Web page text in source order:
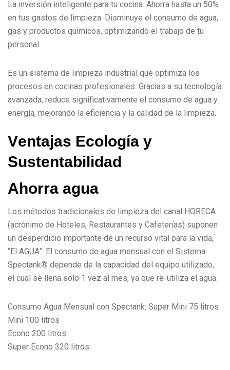
La inversión inteligente para tu cocina. Ahorra hasta un 50%
en tus gastos de limpieza. Disminuye el consumo de agua,
gas y productos químicos, optimizando el trabajo de tu
personal.
Es un sistema de limpieza industrial que optimiza los
procesos en cocinas profesionales. Gracias a su tecnología
avanzada, reduce significativamente el consumo de agua y
energía, mejorando la eficiencia y la calidad de la limpieza.
Ventajas Ecología y
Sustentabilidad
Ahorra agua
Los métodos tradicionales de limpieza del canal HORECA
(acrónimo de Hoteles, Restaurantes y Cafeterías) suponen
un desperdicio importante de un recurso vital para la vida,
“El AGUA”. El consumo de agua mensual con el Sistema
Spectank® depende de la capacidad del equipo utilizado,
el cual se llena solo 1 vez al mes, ya que re-utiliza el agua.
Consumo Agua Mensual con Spectank: Super Mini 75 litros
Mini 100 litros
Econo 200 litros
Super Econo 320 litros